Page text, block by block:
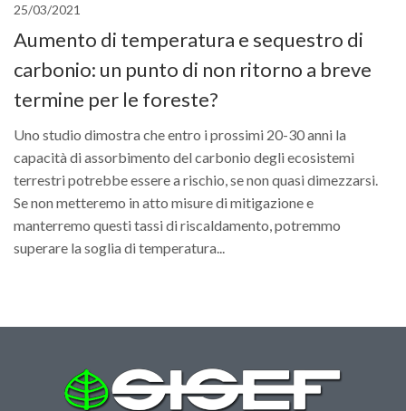
GdL Arboricoltura da Legno e Agroselvicoltura
GdL Modellistica Forestale
GdL Selvicoltura
GdL Ecologia del Suolo
GdL Geomatica Forestale
GdL Filiera del legno
GdL Verde Urbano
GdL “TreeTalkers”
25/03/2021
Aumento di temperatura e sequestro di
carbonio: un punto di non ritorno a breve
termine per le foreste?
Uno studio dimostra che entro i prossimi 20-30 anni la
capacità di assorbimento del carbonio degli ecosistemi
terrestri potrebbe essere a rischio, se non quasi dimezzarsi.
Se non metteremo in atto misure di mitigazione e
manterremo questi tassi di riscaldamento, potremmo
superare la soglia di temperatura...